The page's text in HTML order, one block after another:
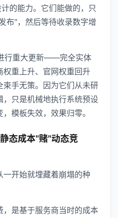
的能力。它们能做的，只
布"，然后等待收录数字增
行重大更新——完全实体
权重上升、官网权重回升
手无策。因为它们从未研
，只是机械地执行系统预设
模板失效，效果归零。
态成本"赌"动态竞
开始就埋藏着崩塌的种
是基于服务商当时的成本